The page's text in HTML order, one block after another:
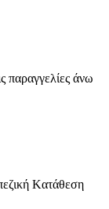
παραγγελίες άνω
Kατάθεση